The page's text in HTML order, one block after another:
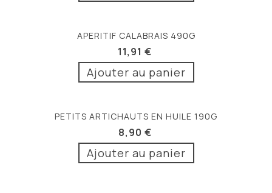
APERITIF CALABRAIS 490G
11,91 €
Ajouter au panier
PETITS ARTICHAUTS EN HUILE 190G
8,90 €
Ajouter au panier